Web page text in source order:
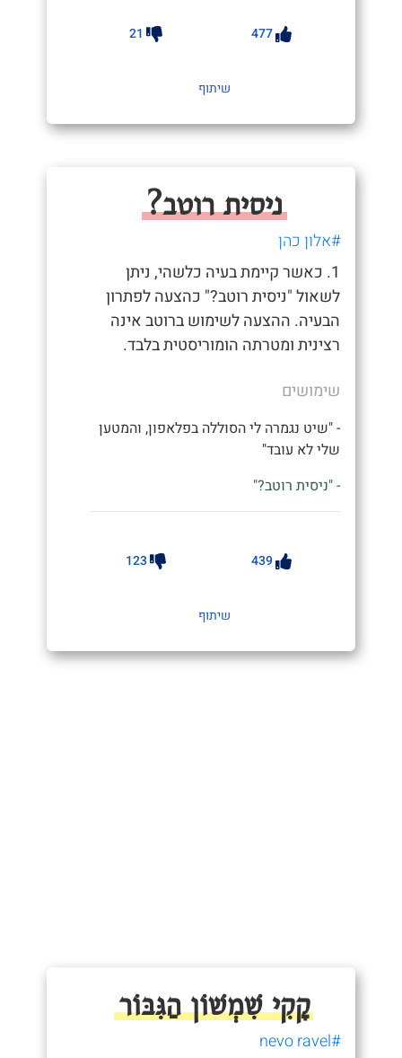
477
21
שיתוף
ניסית רוטב?
#אלון כהן
1. כאשר קיימת בעיה כלשהי, ניתן
לשאול "ניסית רוטב?" כהצעה לפתרון
הבעיה. ההצעה לשימוש ברוטב אינה
רצינית ומטרתה הומוריסטית בלבד.
שימושים
- "שיט נגמרה לי הסוללה בפלאפון, והמטען
שלי לא עובד"
- "ניסית רוטב?"
439
123
שיתוף
קָקִי שִׁמְשׁוֹן הַגִּבּוֹר
#nevo ravel